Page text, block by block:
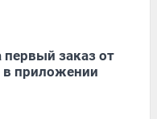
заказ от
в приложении